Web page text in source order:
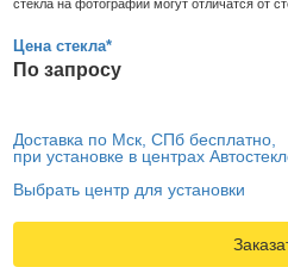
стекла на фотографии могут отличатся от
Цена стекла*
По запросу
Доставка по Мск, СПб бесплатно,
при установке в центрах
Выбрать центр для установки